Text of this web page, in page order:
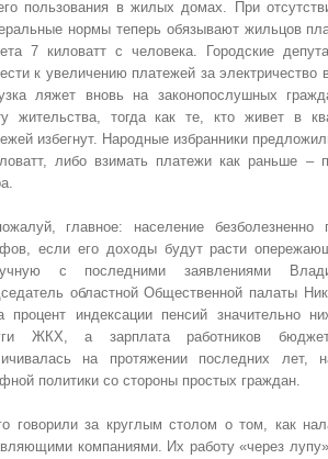
пользования в жилых домах. При
нормы теперь обязывают жильцов
7 киловатт с человека. Городские
к увеличению платежей за
ляжет вновь на законопослушных
жительства, тогда как те, кто живет в
избегнут. Народные избранники
либо взимать платежи как раньше –
главное: население безболезненно
если его доходы будут расти
с последними заявлениями
областной Общественной палаты
процент индексации пенсий значительно
ЖКХ, а зарплата работников
на протяжении последних лет,
политики со стороны простых граждан.
говорили за круглым столом о том, как
компаниями. Их работу «через